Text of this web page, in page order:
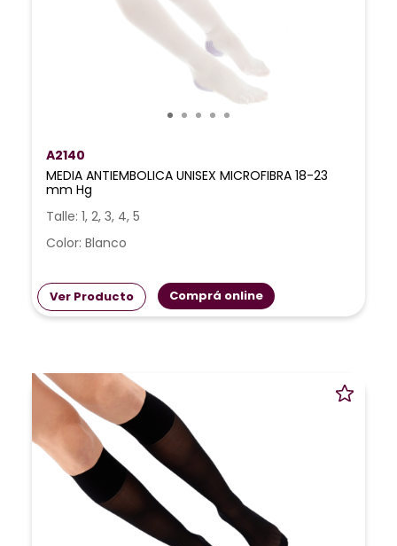
A2140
MEDIA ANTIEMBOLICA UNISEX MICROFIBRA 18-23
mm Hg
Talle: 1, 2, 3, 4, 5
Color: Blanco
Ver Producto Comprá online